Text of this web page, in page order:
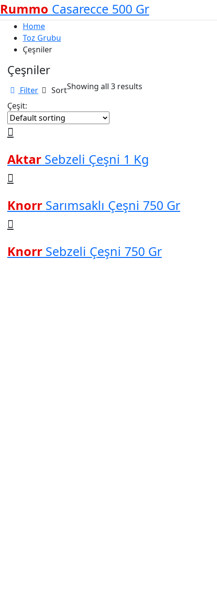
Rummo Casarecce 500 Gr
Home
Toz Grubu
Çeşniler
Çeşniler
Filter SortShowing all 3 results
Çeşit:
Aktar Sebzeli Çeşni 1 Kg
Knorr Sarımsaklı Çeşni 750 Gr
Knorr Sebzeli Çeşni 750 Gr